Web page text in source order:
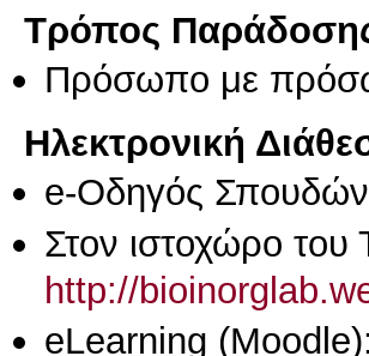
Τρόπος
Πρόσωπο με
Ηλεκτρονική
e-Οδηγός Σπουδών
Στον ιστοχώρο του
http://
eLearning (Moodle):